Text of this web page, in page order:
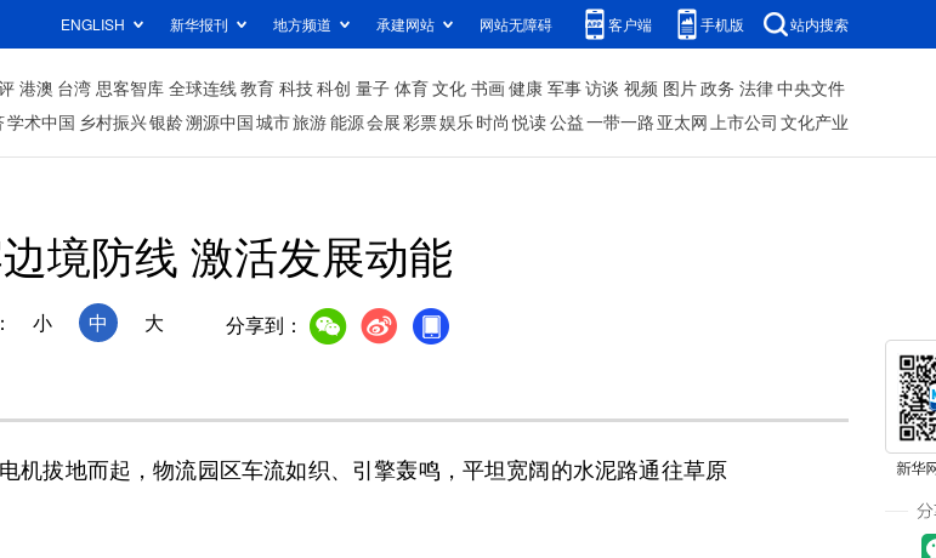
ENGLISH 新华报刊 地方频道 承建网站 网站无障碍 客户端 手机版 站内搜索
港澳 台湾 思客智库 全球连线教育 科技科创 量子 体育文化 书画健康 军事访谈 视频 图片政务 法律中央文件
学术中国 乡村振兴银龄溯源中国城市旅游能源会展彩票娱乐时尚 悦读公益一带一路 亚太网上市公司 文化产业
境防线 激活发展动能
小 中 大 分享到：
拔地而起，物流园区车流如织、引擎轰鸣，平坦宽阔的水泥路通往草原